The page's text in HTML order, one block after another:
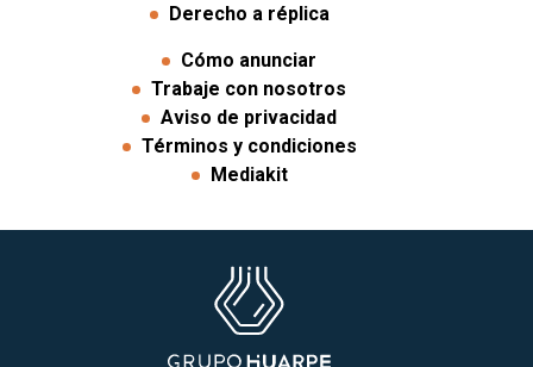
Derecho a réplica
Cómo anunciar
Trabaje con nosotros
Aviso de privacidad
Términos y condiciones
Mediakit